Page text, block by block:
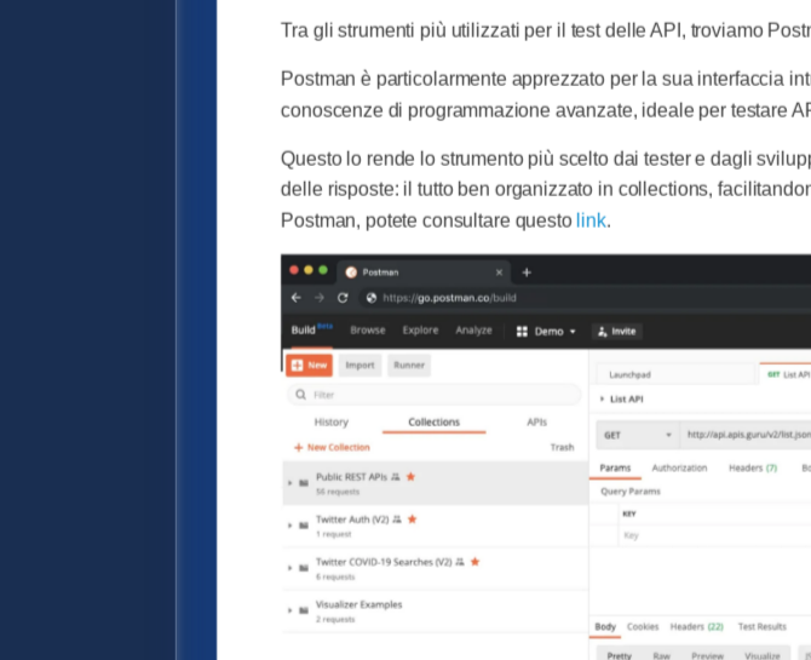
Tra gli strumenti più utilizzati per il test delle API, troviamo
Postman è particolarmente apprezzato per la sua interfaccia
conoscenze di programmazione avanzate, ideale per testare
Questo lo rende lo strumento più scelto dai tester e dagli
delle risposte: il tutto ben organizzato in collections,
Postman, potete consultare questo link.